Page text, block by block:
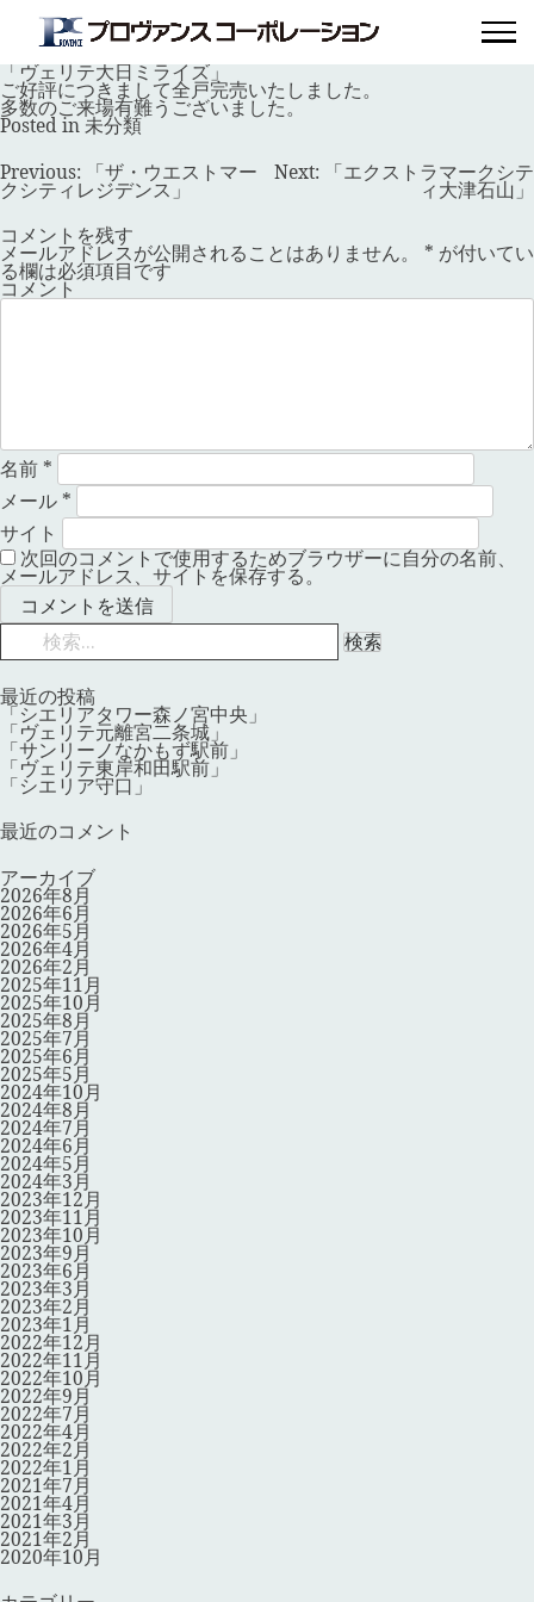
Posted on2023年9月29日byprovence_master
「ヴェリテ大日ミライズ」
ご好評につきまして全戸完売いたしました。
多数のご来場有難うございました。
Posted in未分類
投
稿
ナ
ビ
ゲ
ー
シ
ョ
Previous: 「ザ・ウエストマー
クシティレジデンス」
Next: 「エクストラマークシテ
ィ大津石山」
コメントを残す
メールアドレスが公開されることはありません。 * が付いてい
る欄は必須項目です
コメント
名前 *
メール *
サイト
次回のコメントで使用するためブラウザーに自分の名前、
メールアドレス、サイトを保存する。
検
最近の投稿
「シエリアタワー森ノ宮中央」
「ヴェリテ元離宮二条城」
「サンリーノなかもず駅前」
「ヴェリテ東岸和田駅前」
「シエリア守口」
最近のコメント
アーカイブ
2026年8月
2026年6月
2026年5月
2026年4月
2026年2月
2025年11月
2025年10月
2025年8月
2025年7月
2025年6月
2025年5月
2024年10月
2024年8月
2024年7月
2024年6月
2024年5月
2024年3月
2023年12月
2023年11月
2023年10月
2023年9月
2023年6月
2023年3月
2023年2月
2023年1月
2022年12月
2022年11月
2022年10月
2022年9月
2022年7月
2022年4月
2022年2月
2022年1月
2021年7月
2021年4月
2021年3月
2021年2月
2020年10月